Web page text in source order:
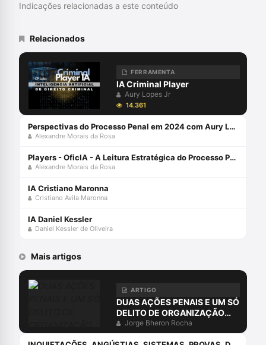
Indicações relacionadas a este conteúdo
Relacionados
FERRAMENTA
IA Criminal Player
Aury Lopes Jr
14.361
Perspectivas do Processo Penal em 2024 com Aury Lopes Jr e Alexandre Morais da Rosa
Alexandre Morais da Rosa
Players - OficIA - A Leitura Estratégica do Processo Penal com Alexandre Morais da Rosa
Alexandre Morais da Rosa
IA Cristiano Maronna
Cristiano Avila Maronna
IA Daniel Kessler
Daniel Kessler de Oliveira
Mais artigos
ARTIGO
DUAS AÇÕES PENAIS E UM SÓ
DELITO DE ORGANIZAÇÃO
CRIMINOSA?
Jorge Bheron Rocha